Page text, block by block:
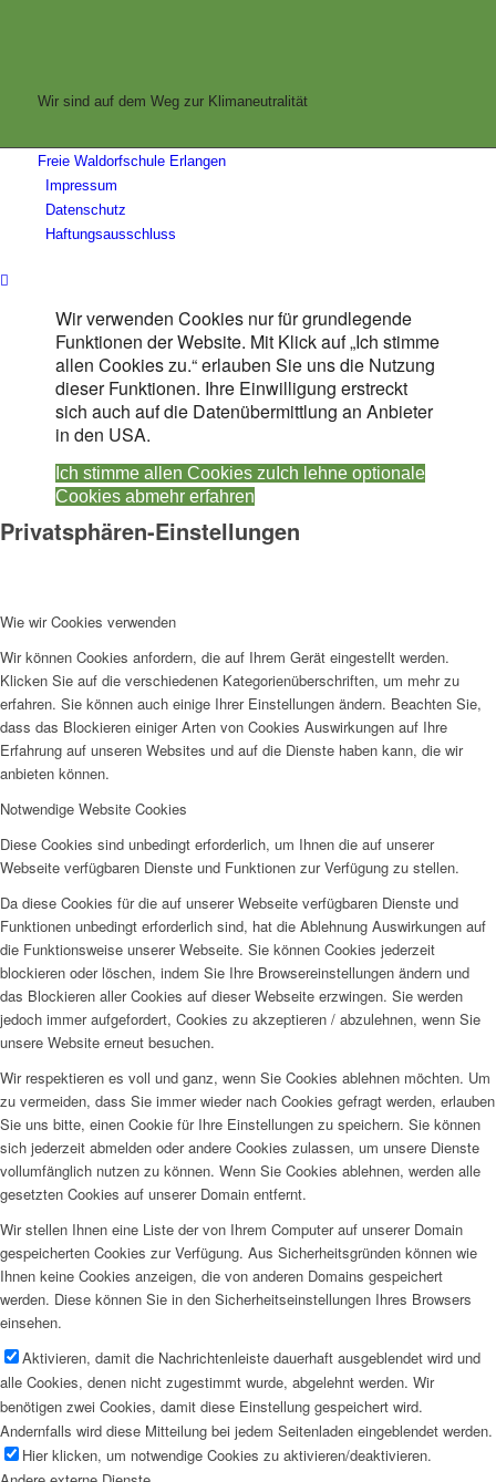
Wir sind auf dem Weg zur Klimaneutralität
Freie Waldorfschule Erlangen
Impressum
Datenschutz
Haftungsausschluss
Wir verwenden Cookies nur für grundlegende
Funktionen der Website. Mit Klick auf „Ich stimme
allen Cookies zu.“ erlauben Sie uns die Nutzung
dieser Funktionen. Ihre Einwilligung erstreckt
sich auch auf die Datenübermittlung an Anbieter
in den USA.
Ich stimme allen Cookies zu Ich lehne optionale
Cookies abmehr erfahren
Privatsphären-Einstellungen
Wie wir Cookies verwenden
Wir können Cookies anfordern, die auf Ihrem Gerät eingestellt werden.
Klicken Sie auf die verschiedenen Kategorienüberschriften, um mehr zu
erfahren. Sie können auch einige Ihrer Einstellungen ändern. Beachten Sie,
dass das Blockieren einiger Arten von Cookies Auswirkungen auf Ihre
Erfahrung auf unseren Websites und auf die Dienste haben kann, die wir
anbieten können.
Notwendige Website Cookies
Diese Cookies sind unbedingt erforderlich, um Ihnen die auf unserer
Webseite verfügbaren Dienste und Funktionen zur Verfügung zu stellen.
Da diese Cookies für die auf unserer Webseite verfügbaren Dienste und
Funktionen unbedingt erforderlich sind, hat die Ablehnung Auswirkungen auf
die Funktionsweise unserer Webseite. Sie können Cookies jederzeit
blockieren oder löschen, indem Sie Ihre Browsereinstellungen ändern und
das Blockieren aller Cookies auf dieser Webseite erzwingen. Sie werden
jedoch immer aufgefordert, Cookies zu akzeptieren / abzulehnen, wenn Sie
unsere Website erneut besuchen.
Wir respektieren es voll und ganz, wenn Sie Cookies ablehnen möchten. Um
zu vermeiden, dass Sie immer wieder nach Cookies gefragt werden, erlauben
Sie uns bitte, einen Cookie für Ihre Einstellungen zu speichern. Sie können
sich jederzeit abmelden oder andere Cookies zulassen, um unsere Dienste
vollumfänglich nutzen zu können. Wenn Sie Cookies ablehnen, werden alle
gesetzten Cookies auf unserer Domain entfernt.
Wir stellen Ihnen eine Liste der von Ihrem Computer auf unserer Domain
gespeicherten Cookies zur Verfügung. Aus Sicherheitsgründen können wie
Ihnen keine Cookies anzeigen, die von anderen Domains gespeichert
werden. Diese können Sie in den Sicherheitseinstellungen Ihres Browsers
einsehen.
Aktivieren, damit die Nachrichtenleiste dauerhaft ausgeblendet wird und
alle Cookies, denen nicht zugestimmt wurde, abgelehnt werden. Wir
benötigen zwei Cookies, damit diese Einstellung gespeichert wird.
Andernfalls wird diese Mitteilung bei jedem Seitenladen eingeblendet werden.
Hier klicken, um notwendige Cookies zu aktivieren/deaktivieren.